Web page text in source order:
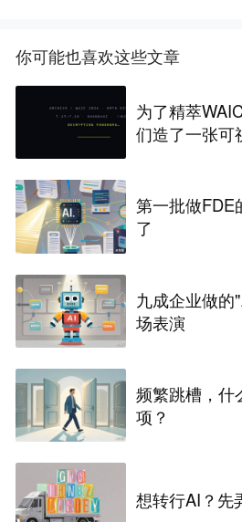
你可能也喜欢这些文章
为了精萃
们造了一张可
第一批做FDE
了
九成企业做的
场表演
频繁跳槽，什
项？
想转行AI？先